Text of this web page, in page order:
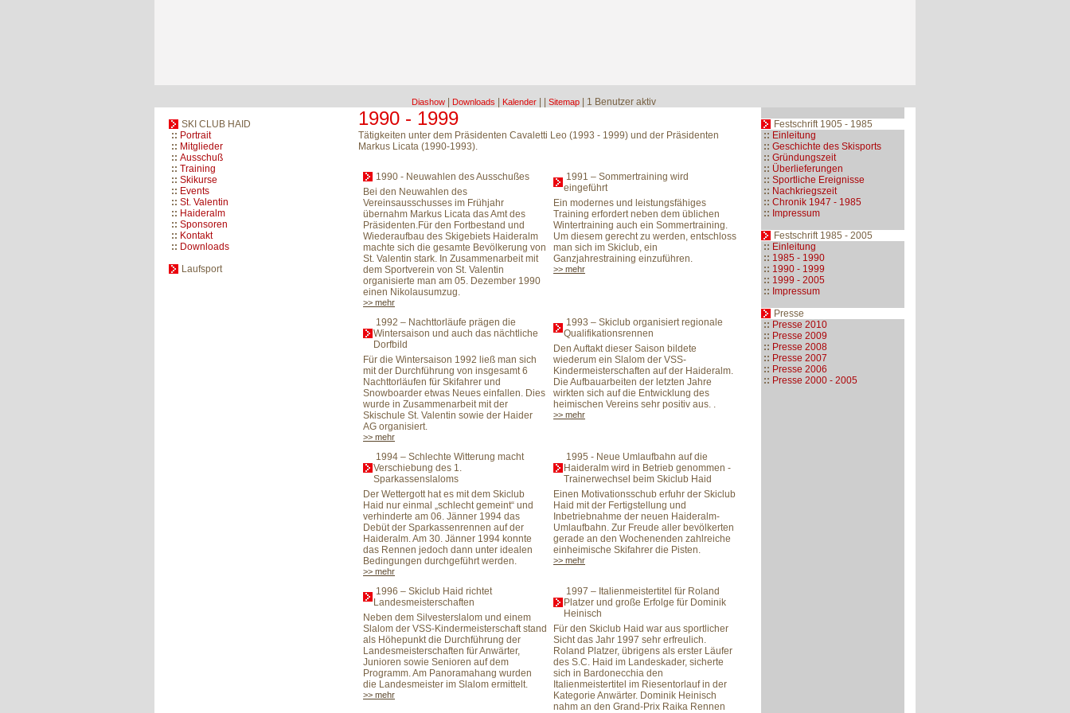
Diashow Downloads Kalender Sitemap | 1 Benutzer aktiv
SKI CLUB HAID
:: Portrait
:: Mitglieder
:: Ausschuß
:: Training
:: Skikurse
:: Events
:: St. Valentin
:: Haideralm
:: Sponsoren
:: Kontakt
:: Downloads
Laufsport
1990 - 1999
Tätigkeiten unter dem Präsidenten Cavaletti Leo (1993 - 1999) und der Präsidenten
Markus Licata (1990-1993).
1990 - Neuwahlen des Ausschußes
Bei den Neuwahlen des
Vereinsausschusses im Frühjahr
übernahm Markus Licata das Amt des
Präsidenten.Für den Fortbestand und
Wiederaufbau des Skigebiets Haideralm
machte sich die gesamte Bevölkerung von
St. Valentin stark. In Zusammenarbeit mit
dem Sportverein von St. Valentin
organisierte man am 05. Dezember 1990
einen Nikolausumzug.
>> mehr
1991 – Sommertraining wird
eingeführt
Ein modernes und leistungsfähiges
Training erfordert neben dem üblichen
Wintertraining auch ein Sommertraining.
Um diesem gerecht zu werden, entschloss
man sich im Skiclub, ein
Ganzjahrestraining einzuführen.
>> mehr
1992 – Nachttorläufe prägen die
Wintersaison und auch das nächtliche
Dorfbild
Für die Wintersaison 1992 ließ man sich
mit der Durchführung von insgesamt 6
Nachttorläufen für Skifahrer und
Snowboarder etwas Neues einfallen. Dies
wurde in Zusammenarbeit mit der
Skischule St. Valentin sowie der Haider
AG organisiert.
>> mehr
1993 – Skiclub organisiert regionale
Qualifikationsrennen
Den Auftakt dieser Saison bildete
wiederum ein Slalom der VSS-
Kindermeisterschaften auf der Haideralm.
Die Aufbauarbeiten der letzten Jahre
wirkten sich auf die Entwicklung des
heimischen Vereins sehr positiv aus. .
>> mehr
1994 – Schlechte Witterung macht
Verschiebung des 1.
Sparkassenslaloms
Der Wettergott hat es mit dem Skiclub
Haid nur einmal „schlecht gemeint“ und
verhinderte am 06. Jänner 1994 das
Debüt der Sparkassenrennen auf der
Haideralm. Am 30. Jänner 1994 konnte
das Rennen jedoch dann unter idealen
Bedingungen durchgeführt werden.
>> mehr
1995 - Neue Umlaufbahn auf die
Haideralm wird in Betrieb genommen -
Trainerwechsel beim Skiclub Haid
Einen Motivationsschub erfuhr der Skiclub
Haid mit der Fertigstellung und
Inbetriebnahme der neuen Haideralm-
Umlaufbahn. Zur Freude aller bevölkerten
gerade an den Wochenenden zahlreiche
einheimische Skifahrer die Pisten.
>> mehr
1996 – Skiclub Haid richtet
Landesmeisterschaften
Neben dem Silvesterslalom und einem
Slalom der VSS-Kindermeisterschaft stand
als Höhepunkt die Durchführung der
Landesmeisterschaften für Anwärter,
Junioren sowie Senioren auf dem
Programm. Am Panoramahang wurden
die Landesmeister im Slalom ermittelt.
>> mehr
1997 – Italienmeistertitel für Roland
Platzer und große Erfolge für Dominik
Heinisch
Für den Skiclub Haid war aus sportlicher
Sicht das Jahr 1997 sehr erfreulich.
Roland Platzer, übrigens als erster Läufer
des S.C. Haid im Landeskader, sicherte
sich in Bardonecchia den
Italienmeistertitel im Riesentorlauf in der
Kategorie Anwärter. Dominik Heinisch
nahm an den Grand-Prix Raika Rennen
Festschrift 1905 - 1985
:: Einleitung
:: Geschichte des Skisports
:: Gründungszeit
:: Überlieferungen
:: Sportliche Ereignisse
:: Nachkriegszeit
:: Chronik 1947 - 1985
:: Impressum
Festschrift 1985 - 2005
:: Einleitung
:: 1985 - 1990
:: 1990 - 1999
:: 1999 - 2005
:: Impressum
Presse
:: Presse 2010
:: Presse 2009
:: Presse 2008
:: Presse 2007
:: Presse 2006
:: Presse 2000 - 2005